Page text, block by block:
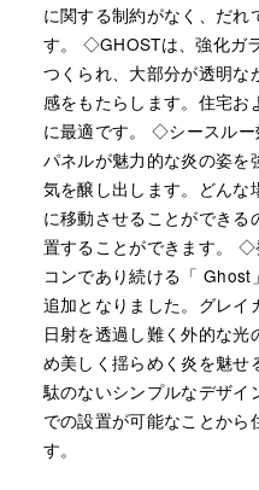
に関する制約がなく、だれ
す。 ◇GHOSTは、強化ガ
つくられ、大部分が透明な
感をもたらします。住宅お
に最適です。 ◇シースル
パネルが魅力的な炎の姿を
気を醸し出します。どんな
に移動させることができ
置することができます。
コンであり続ける「
追加となりました。グレイ
日射を透過し難く外的な
め美しく揺らめく炎を魅
駄のないシンプルなデザイ
での設置が可能なことか
す。